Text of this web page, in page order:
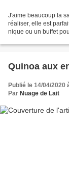
J'aime beaucoup la
réaliser, elle est
nique ou un buffet
Quinoa aux
Publié le 14/04/2020
Par Nuage de Lait